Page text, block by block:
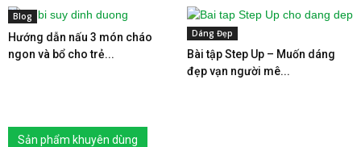
Blog
Hướng dẫn nấu 3 món cháo
ngon và bổ cho trẻ...
Dáng Đẹp
Bài tập Step Up – Muốn dáng
đẹp vạn người mê...
Sản phẩm khuyên dùng